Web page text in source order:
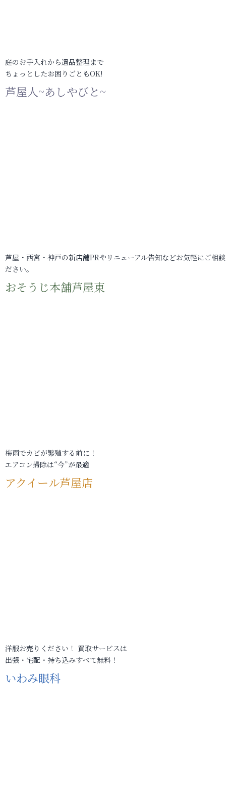
庭のお手入れから遺品整理まで
ちょっとしたお困りごともOK!
芦屋人~あしやびと~
芦屋・西宮・神戸の新店舗PRやリニューアル告知などお気軽にご相
ださい。
おそうじ本舗芦屋東
梅雨でカビが繁殖する前に！
エアコン掃除は“今”が最適
アクイール芦屋店
洋服お売りください！ 買取サービスは
出張・宅配・持ち込みすべて無料！
いわみ眼科